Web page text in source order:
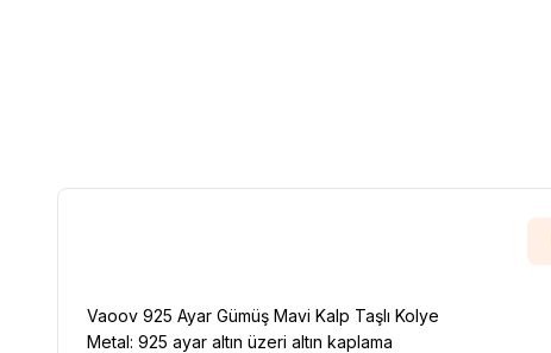
Vaoov 925 Ayar Gümüş Mavi Kalp Taşlı Kolye
Metal: 925 ayar altın üzeri altın kaplama